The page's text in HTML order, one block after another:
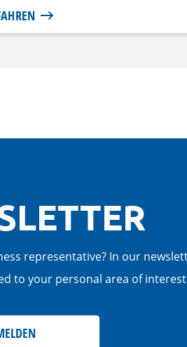
representative? In our
to your personal area of